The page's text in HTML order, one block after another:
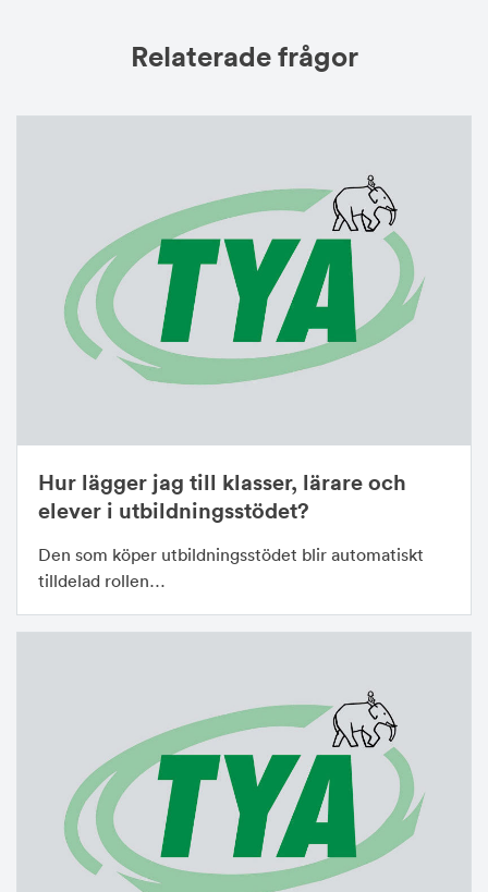
Relaterade frågor
Hur lägger jag till klasser, lärare och
elever i utbildningsstödet?
Den som köper utbildningsstödet blir automatiskt
tilldelad rollen…